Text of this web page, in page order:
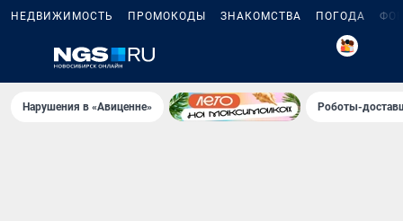
НЕДВИЖИМОСТЬ ПРОМОКОДЫ ЗНАКОМСТВА ПОГОДА
Нарушения в «Авиценне» Роботы-